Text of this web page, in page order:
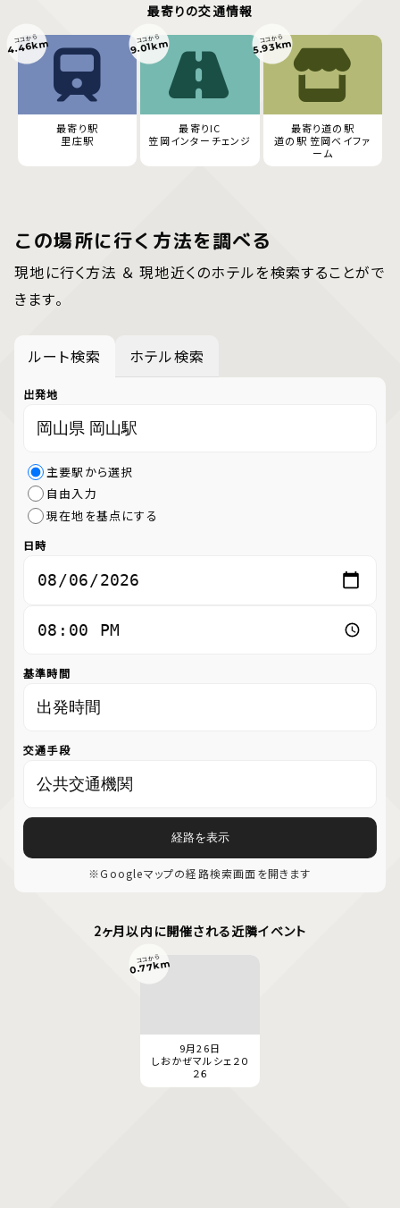
最寄りの交通情報
最寄り駅
里庄駅
ココから
4.46km
最寄りIC
笠岡インターチェンジ
ココから
9.01km
最寄り道の駅
道の駅 笠岡ベイファ
ーム
ココから
5.93km
この場所に行く方法を調べる
現地に行く方法 ＆ 現地近くのホテルを検索することがで
きます。
ルート検索 ホテル検索
出発地
主要駅から選択
自由入力
現在地を基点にする
日時
基準時間
交通手段
経路を表示
※Googleマップの経路検索画面を開きます
2ヶ月以内に開催される近隣イベント
9月26日
しおかぜマルシェ２０
２６
ココから
0.77km